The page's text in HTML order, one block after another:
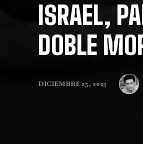
ISRAEL,
DOBLE
DICIEMBRE 25, 2023